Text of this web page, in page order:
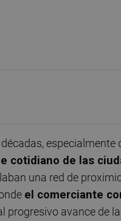
especialmente
cotidiano de las
una red de
el comerciante
progresivo avance de